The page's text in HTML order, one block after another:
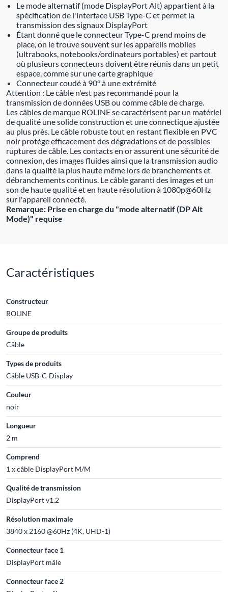
Le mode alternatif (mode DisplayPort Alt) appartient à la
spécification de l'interface USB Type-C et permet la
transmission des signaux DisplayPort
Étant donné que le connecteur Type-C prend moins de
place, on le trouve souvent sur les appareils mobiles
(ultrabooks, notebooks/ordinateurs portables) et partout
où plusieurs connecteurs doivent être réunis dans un petit
espace, comme sur une carte graphique
Connecteur coudé à 90° à une extrémité
Attention : Le câble n'est pas recommandé pour la
transmission de données USB ou comme câble de charge.
Les câbles de marque ROLINE se caractérisent par un matériel
de qualité une solide construction et une connectique ajustée
au plus près. Le câble robuste tout en restant flexible en PVC
noir protège efficacement des dégradations et de possibles
ruptures de câble. Les contacts en or assurent une sécurité de
connexion, des images fluides ainsi que la transmission audio
dans la qualité la plus haute même lors de branchements et
débranchements continus. Le câble garanti des images et un
son de haute qualité et en haute résolution à 1080p@60Hz
sur l'appareil connecté.
Remarque: Prise en charge du "mode alternatif (DP Alt
Mode)" requise
Caractéristiques
Constructeur
ROLINE
Groupe de produits
Câble
Types de produits
Câble USB-C-Display
Couleur
noir
Longueur
2 m
Comprend
1 x câble DisplayPort M/M
Qualité de transmission
DisplayPort v1.2
Résolution maximale
3840 x 2160 @60Hz (4K, UHD-1)
Connecteur face 1
DisplayPort mâle
Connecteur face 2